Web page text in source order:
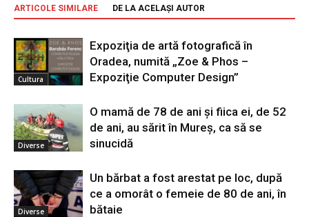
ARTICOLE SIMILARE DE LA ACELAȘI AUTOR
Cultura
Expoziţia de artă fotografică în
Oradea, numită „Zoe & Phos –
Expoziţie Computer Design”
Diverse
O mamă de 78 de ani și fiica ei, de 52
de ani, au sărit în Mureș, ca să se
sinucidă
Diverse
Un bărbat a fost arestat pe loc, după
ce a omorât o femeie de 80 de ani, în
bătaie